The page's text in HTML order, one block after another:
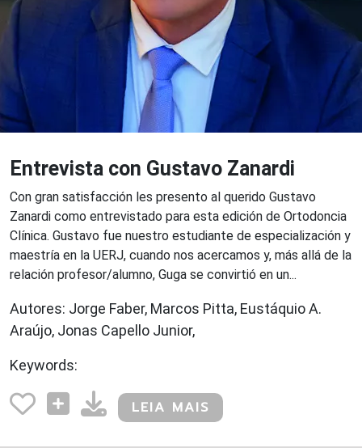
Entrevista con Gustavo Zanardi
Con gran satisfacción les presento al querido Gustavo
Zanardi como entrevistado para esta edición de Ortodoncia
Clínica. Gustavo fue nuestro estudiante de especialización y
maestría en la UERJ, cuando nos acercamos y, más allá de la
relación profesor/alumno, Guga se convirtió en un...
Autores: Jorge Faber, Marcos Pitta, Eustáquio A.
Araújo, Jonas Capello Junior,
Keywords:
LEIA MAIS